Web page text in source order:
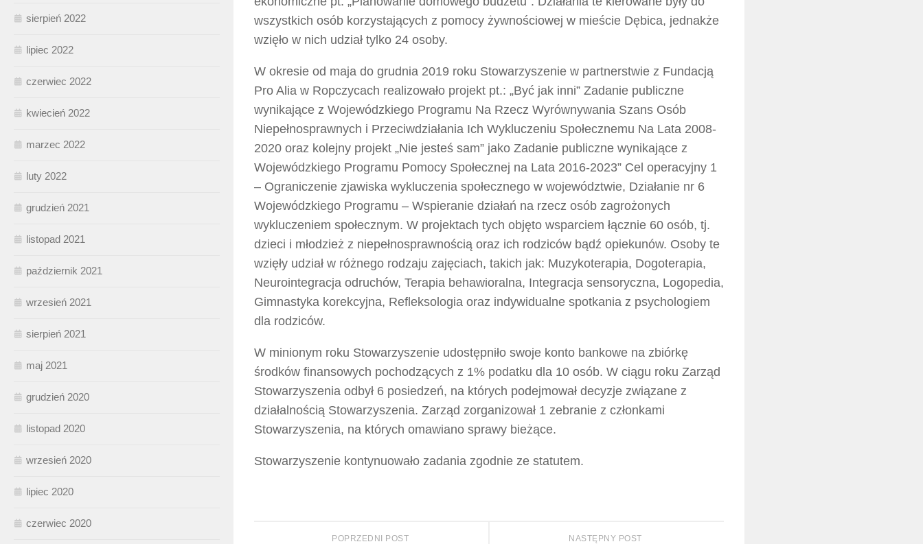
wszystkich osób korzystających z pomocy żywnościowej w mieście Dębica, jednakże
wzięło w nich udział tylko 24 osoby.
W okresie od maja do grudnia 2019 roku Stowarzyszenie w partnerstwie z Fundacją
Pro Alia w Ropczycach realizowało projekt pt.: „Być jak inni” Zadanie publiczne
wynikające z Wojewódzkiego Programu Na Rzecz Wyrównywania Szans Osób
Niepełnosprawnych i Przeciwdziałania Ich Wykluczeniu Społecznemu Na Lata 2008-
2020 oraz kolejny projekt „Nie jesteś sam” jako Zadanie publiczne wynikające z
Wojewódzkiego Programu Pomocy Społecznej na Lata 2016-2023” Cel operacyjny 1
– Ograniczenie zjawiska wykluczenia społecznego w województwie, Działanie nr 6
Wojewódzkiego Programu – Wspieranie działań na rzecz osób zagrożonych
wykluczeniem społecznym. W projektach tych objęto wsparciem łącznie 60 osób, tj.
dzieci i młodzież z niepełnosprawnością oraz ich rodziców bądź opiekunów. Osoby te
wzięły udział w różnego rodzaju zajęciach, takich jak: Muzykoterapia, Dogoterapia,
Neurointegracja odruchów, Terapia behawioralna, Integracja sensoryczna, Logopedia,
Gimnastyka korekcyjna, Refleksologia oraz indywidualne spotkania z psychologiem
dla rodziców.
W minionym roku Stowarzyszenie udostępniło swoje konto bankowe na zbiórkę
środków finansowych pochodzących z 1% podatku dla 10 osób. W ciągu roku Zarząd
Stowarzyszenia odbył 6 posiedzeń, na których podejmował decyzje związane z
działalnością Stowarzyszenia. Zarząd zorganizował 1 zebranie z członkami
Stowarzyszenia, na których omawiano sprawy bieżące.
Stowarzyszenie kontynuowało zadania zgodnie ze statutem.
NASTĘPNY POST
POPRZEDNI POST
sierpień 2022
lipiec 2022
czerwiec 2022
kwiecień 2022
marzec 2022
luty 2022
grudzień 2021
listopad 2021
październik 2021
wrzesień 2021
sierpień 2021
maj 2021
grudzień 2020
listopad 2020
wrzesień 2020
lipiec 2020
czerwiec 2020